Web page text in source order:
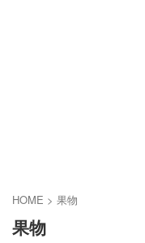
HOME > 果物
果物